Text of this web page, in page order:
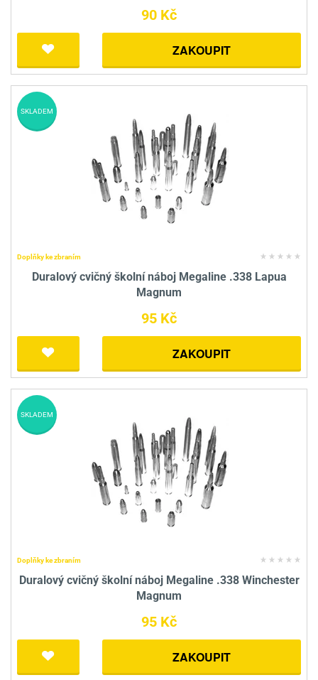
90 Kč
ZAKOUPIT
Doplňky ke zbraním
Duralový cvičný školní náboj Megaline .338 Lapua
Magnum
95 Kč
ZAKOUPIT
SKLADEM
Doplňky ke zbraním
Duralový cvičný školní náboj Megaline .338 Winchester
Magnum
95 Kč
ZAKOUPIT
SKLADEM